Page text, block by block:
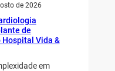
de 2026
de
Vida &
em